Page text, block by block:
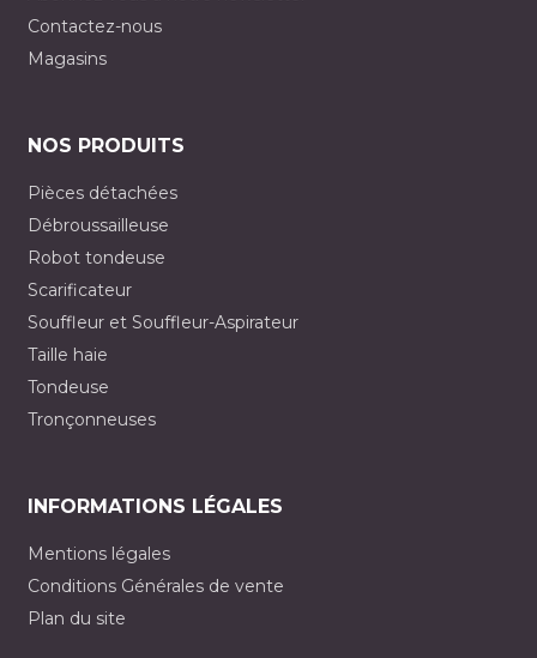
Contactez-nous
Magasins
NOS PRODUITS
Pièces détachées
Débroussailleuse
Robot tondeuse
Scarificateur
Souffleur et Souffleur-Aspirateur
Taille haie
Tondeuse
Tronçonneuses
INFORMATIONS LÉGALES
Mentions légales
Conditions Générales de vente
Plan du site